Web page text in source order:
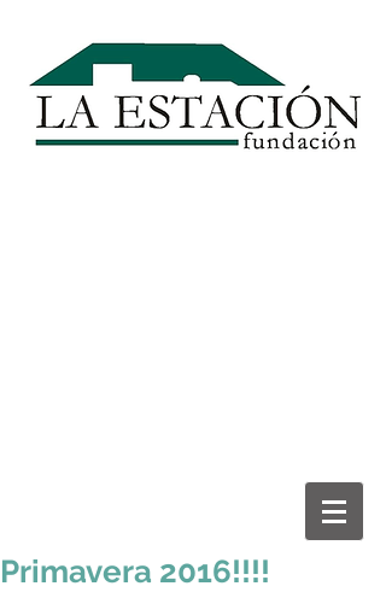
Primavera 2016!!!!